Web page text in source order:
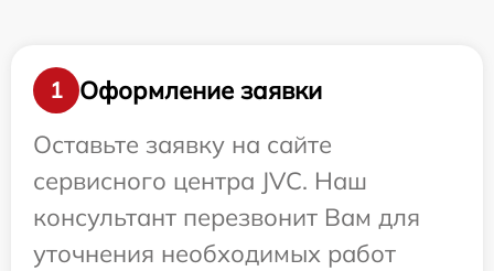
1
Оформление заявки
Оставьте заявку на сайте
сервисного центра JVC. Наш
консультант перезвонит Вам для
уточнения необходимых работ